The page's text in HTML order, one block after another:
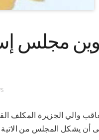
مجلس
أن يشكل المجلس من